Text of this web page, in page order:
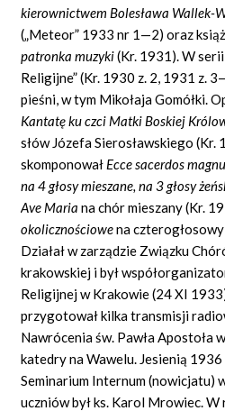
kierownictwem Bolesława Wallek-
(„Meteor” 1933 nr 1—2) oraz
patronka muzyki(Kr. 1931). W
Religijne” (Kr. 1930 z. 2, 1931 z.
pieśni, w tym Mikołaja Gomółki.
Kantatęku czci Matki Boskiej Kró
słów Józefa Sierosławskiego (Kr.
skomponował Ecce sacerdos
na 4 głosy mieszane, na 3 głosyżeń
Ave Mariana chór mieszany (Kr.
okolicznościowena
Działał w zarządzie Związku
krakowskiej i był
Religijnej w Krakowie (24 XI
przygotował kilka transmisji
Nawrócenia św. Pawła Apostoła
katedry na Wawelu. Jesienią
Seminarium Internum (nowicjatu)
uczniów był ks. Karol Mrowiec. W